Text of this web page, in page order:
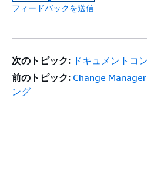
フィードバックを送信
次のトピック: ドキュメントコ
前のトピック: Change
ング